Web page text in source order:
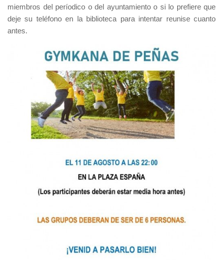
miembros del períodico o del ayuntamiento o si lo prefiere que
deje su teléfono en la biblioteca para intentar reunise cuanto
antes.